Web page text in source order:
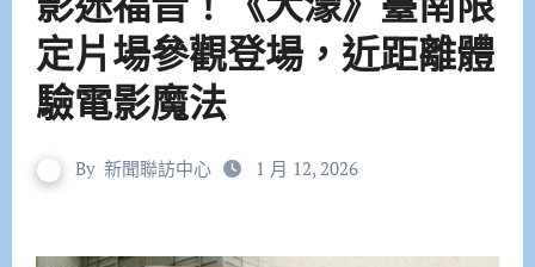
定片場參觀登場，近距離體
驗電影魔法
By 新聞聯訪中心 1 月 12, 2026